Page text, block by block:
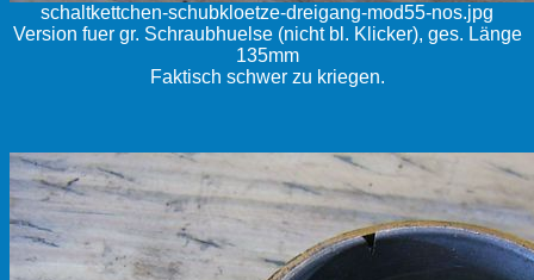
schaltkettchen-schubkloetze-dreigang-mod55-nos.jpg
Version fuer gr. Schraubhuelse (nicht bl. Klicker), ges. Länge
135mm
Faktisch schwer zu kriegen.